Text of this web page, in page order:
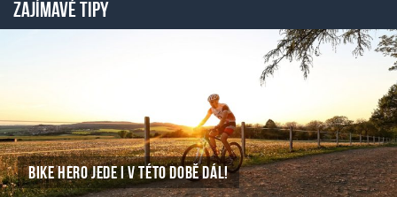
ZAJÍMAVÉ TIPY
BIKE HERO JEDE I V TÉTO DOBĚ DÁL!